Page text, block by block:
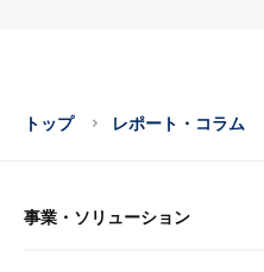
トップ レポート・コラム
事業・ソリューション